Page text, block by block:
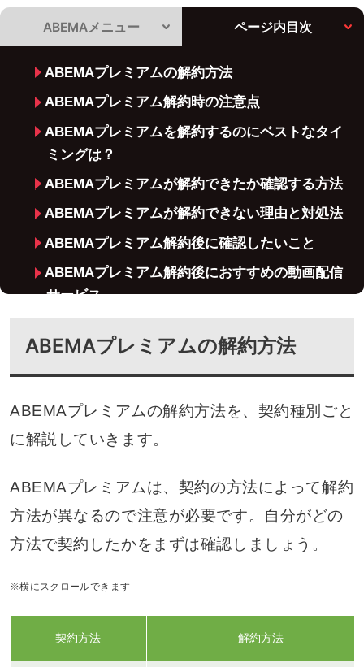
ABEMAメニュー ページ内目次
ABEMAプレミアムの解約方法
ABEMAプレミアム解約時の注意点
ABEMAプレミアムを解約するのにベストなタイ
ミングは？
ABEMAプレミアムが解約できたか確認する方法
ABEMAプレミアムが解約できない理由と対処法
ABEMAプレミアム解約後に確認したいこと
ABEMAプレミアム解約後におすすめの動画配信
サービス
まとめ｜ABEMAプレミアムの解約方法を正しく
理解しておこう
ABEMAプレミアムの解約方法
ABEMAプレミアムの解約方法を、契約種別ごと
に解説していきます。
ABEMAプレミアムは、契約の方法によって解約
方法が異なるので注意が必要です。自分がどの
方法で契約したかをまずは確認しましょう。
※横にスクロールできます
契約方法 解約方法